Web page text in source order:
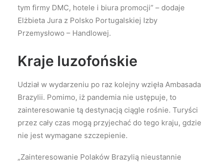
tym firmy DMC, hotele i biura promocji” – dodaje
Elżbieta Jura z Polsko Portugalskiej Izby
Przemysłowo – Handlowej.
Kraje luzofońskie
Udział w wydarzeniu po raz kolejny wzięła Ambasada
Brazylii. Pomimo, iż pandemia nie ustępuje, to
zainteresowanie tą destynacją ciągle rośnie. Turyści
przez cały czas mogą przyjechać do tego kraju, gdzie
nie jest wymagane szczepienie.
„Zainteresowanie Polaków Brazylią nieustannie